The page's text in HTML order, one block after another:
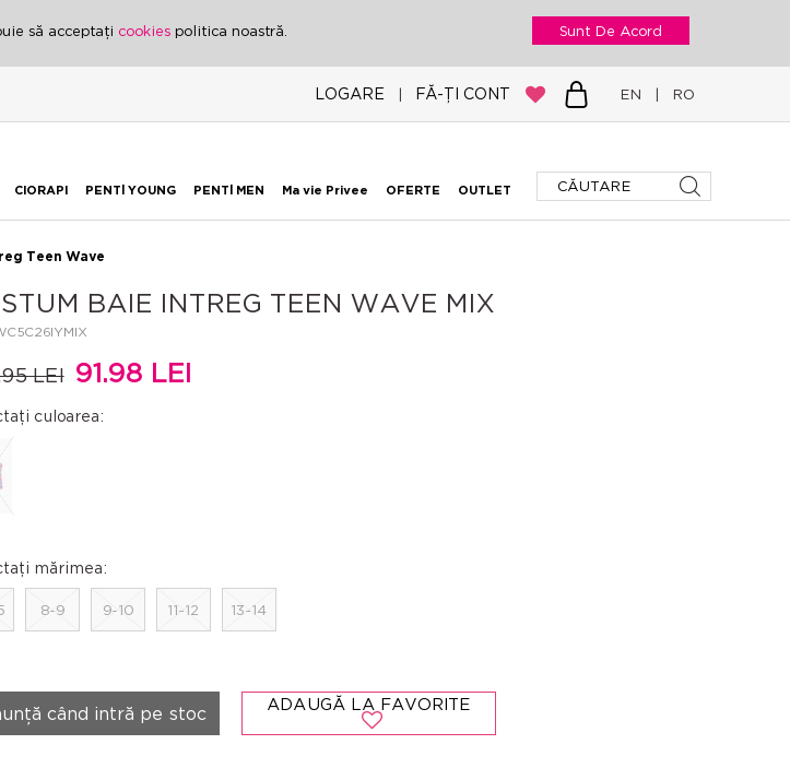
să acceptați cookies politica noastră. Sunt De Acord
LOGARE | FĂ-ȚI CONT EN | RO
CIORAPI PENTİ YOUNG PENTİ MEN Ma vie Privee OFERTE OUTLET
Teen Wave
BAIE INTREG TEEN WAVE MIX
LEI 91.98 LEI
culoarea:
mărimea:
8-9 9-10 11-12 13-14
când intră pe stoc ADAUGĂ LA FAVORITE